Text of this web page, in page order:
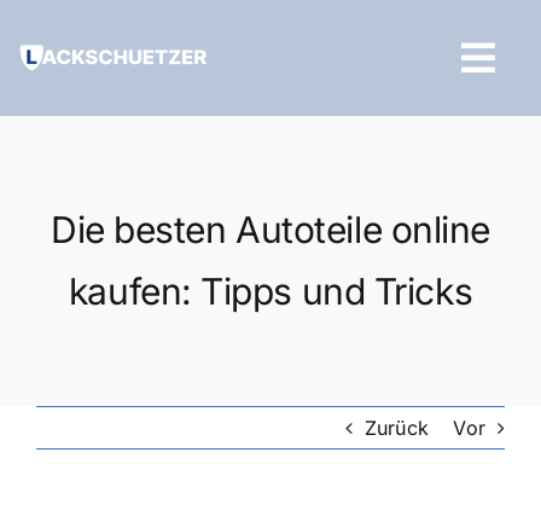
Inhalt
Die besten Autoteile online
kaufen: Tipps und Tricks
Zurück Vor